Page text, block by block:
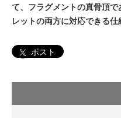
て、フラグメントの真骨頂
レットの両方に対応できる仕
ポスト